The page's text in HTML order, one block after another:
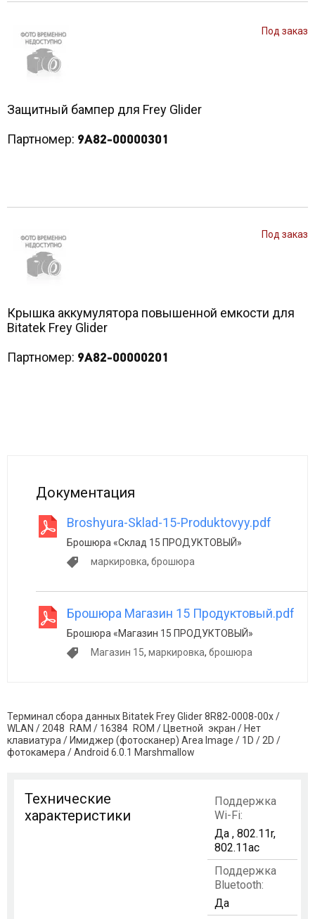
Под заказ
Защитный бампер для Frey Glider
Партномер: 9A82-00000301
Под заказ
Крышка аккумулятора повышенной емкости для
Bitatek Frey Glider
Партномер: 9A82-00000201
Документация
Broshyura-Sklad-15-Produktovyy.pdf
Брошюра «Склад 15 ПРОДУКТОВЫЙ»
маркировка, брошюра
Брошюра Магазин 15 Продуктовый.pdf
Брошюра «Магазин 15 ПРОДУКТОВЫЙ»
Магазин 15, маркировка, брошюра
Терминал сбора данных Bitatek Frey Glider 8R82-0008-00x /
WLAN / 2048 RAM / 16384 ROM / Цветной экран / Нет
клавиатура / Имиджер (фотосканер) Area Image / 1D / 2D /
фотокамера / Android 6.0.1 Marshmallow
Технические
характеристики
Поддержка
Wi-Fi:
Да , 802.11r,
802.11ac
Поддержка
Bluetooth:
Да